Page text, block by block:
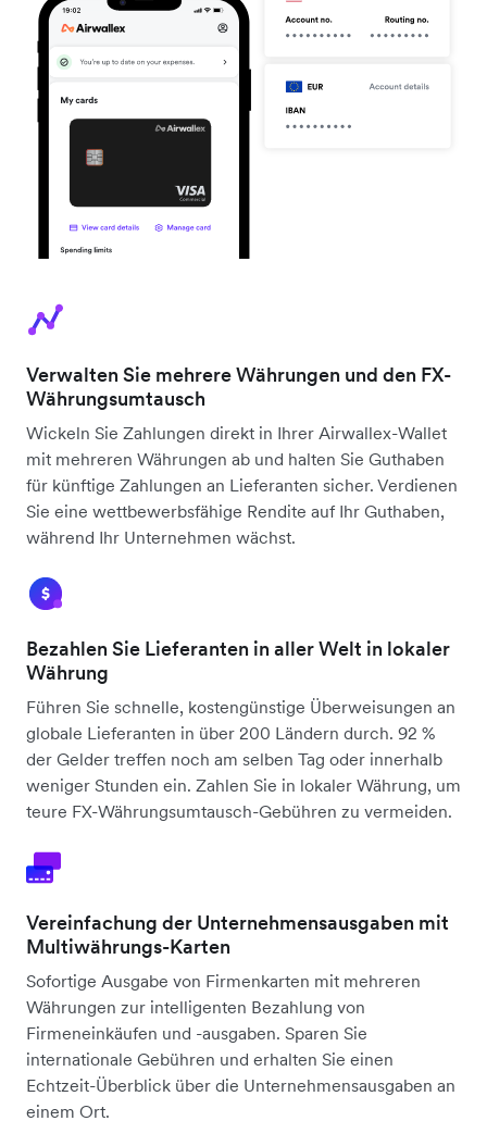
Verwalten Sie mehrere Währungen und den FX-
Währungsumtausch
Wickeln Sie Zahlungen direkt in Ihrer Airwallex-Wallet
mit mehreren Währungen ab und halten Sie Guthaben
für künftige Zahlungen an Lieferanten sicher. Verdienen
Sie eine wettbewerbsfähige Rendite auf Ihr Guthaben,
während Ihr Unternehmen wächst.
Bezahlen Sie Lieferanten in aller Welt in lokaler
Währung
Führen Sie schnelle, kostengünstige Überweisungen an
globale Lieferanten in über 200 Ländern durch. 92 %
der Gelder treffen noch am selben Tag oder innerhalb
weniger Stunden ein. Zahlen Sie in lokaler Währung, um
teure FX-Währungsumtausch-Gebühren zu vermeiden.
Vereinfachung der Unternehmensausgaben mit
Multiwährungs-Karten
Sofortige Ausgabe von Firmenkarten mit mehreren
Währungen zur intelligenten Bezahlung von
Firmeneinkäufen und -ausgaben. Sparen Sie
internationale Gebühren und erhalten Sie einen
Echtzeit-Überblick über die Unternehmensausgaben an
einem Ort.